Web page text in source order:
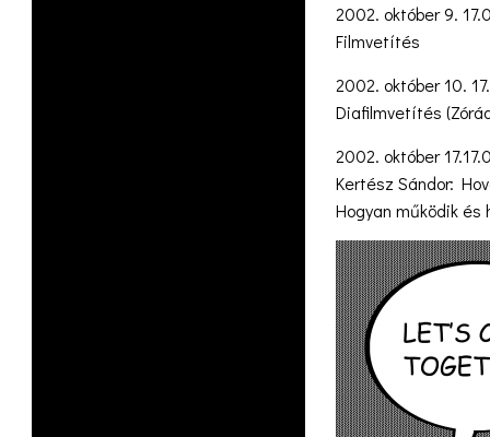
2002. október 9.
Filmvetítés
2002. október 10.
Diafilmvetítés
2002. október
Kertész Sándor:
Hogyan működik